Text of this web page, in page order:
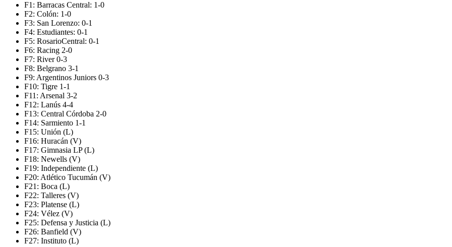
F1: Barracas Central: 1-0
F2: Colón: 1-0
F3: San Lorenzo: 0-1
F4: Estudiantes: 0-1
F5: RosarioCentral: 0-1
F6: Racing 2-0
F7: River 0-3
F8: Belgrano 3-1
F9: Argentinos Juniors 0-3
F10: Tigre 1-1
F11: Arsenal 3-2
F12: Lanús 4-4
F13: Central Córdoba 2-0
F14: Sarmiento 1-1
F15: Unión (L)
F16: Huracán (V)
F17: Gimnasia LP (L)
F18: Newells (V)
F19: Independiente (L)
F20: Atlético Tucumán (V)
F21: Boca (L)
F22: Talleres (V)
F23: Platense (L)
F24: Vélez (V)
F25: Defensa y Justicia (L)
F26: Banfield (V)
F27: Instituto (L)